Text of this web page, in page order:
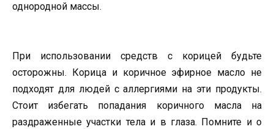
однородной массы.
При использовании средств с корицей будьте
осторожны. Корица и коричное эфирное масло не
подходят для людей с аллергиями на эти продукты.
Стоит избегать попадания коричного масла на
раздраженные участки тела и в глаза. Помните и о